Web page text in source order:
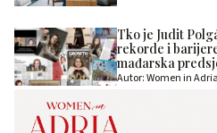
Tko je Judit
rekorde i
mađarska
Autor: Women in Adria